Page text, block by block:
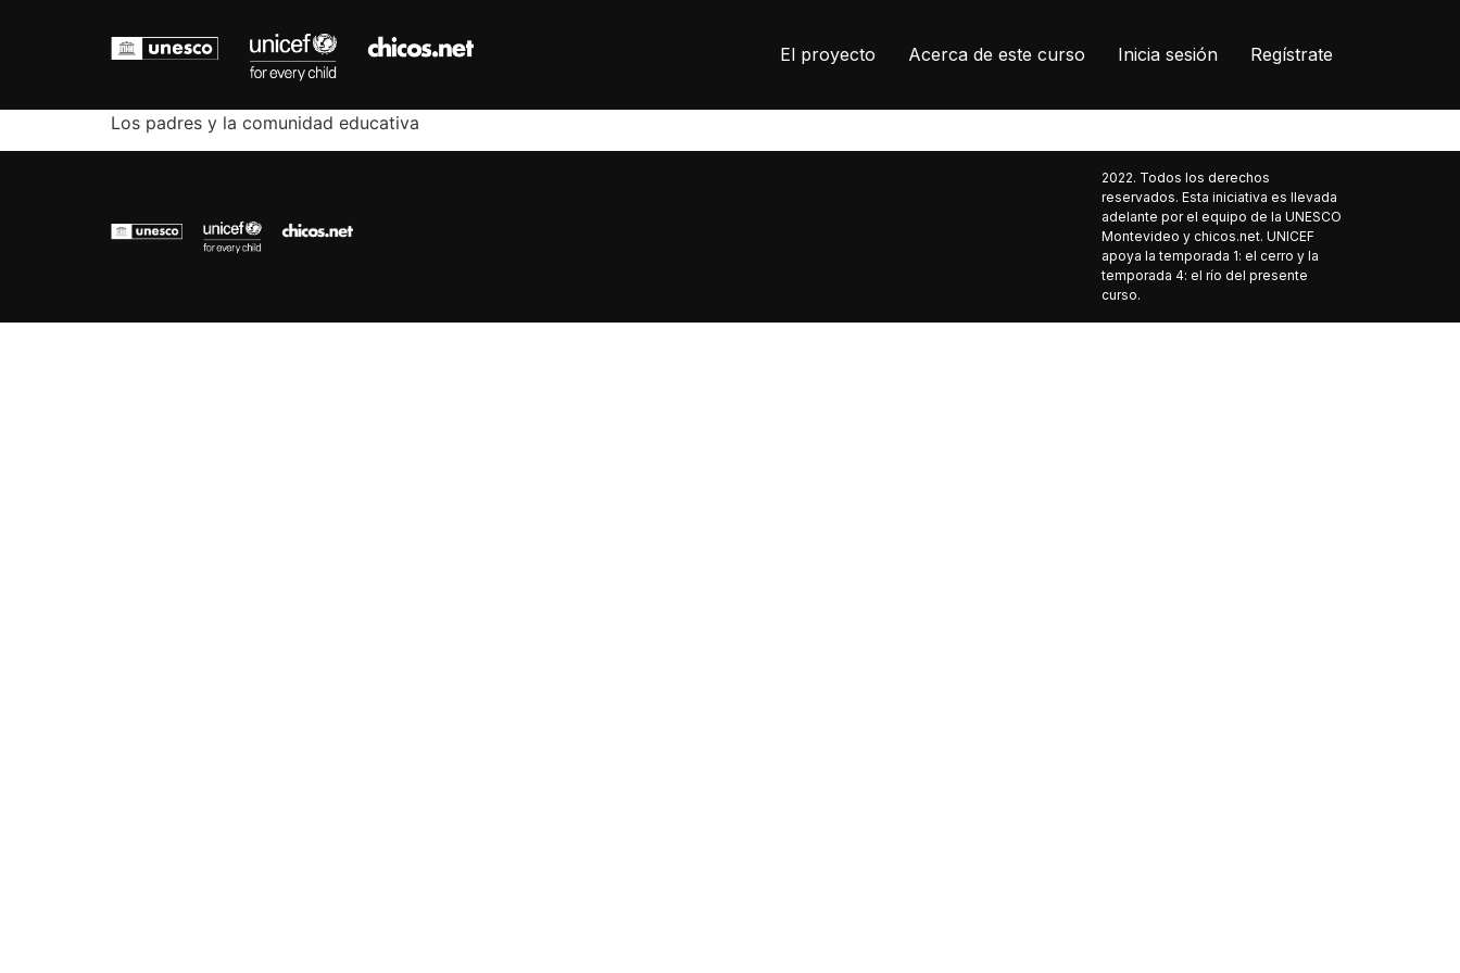
El proyecto Acerca de este curso Inicia sesión Regístrate
Los padres y la comunidad educativa
2022. Todos los derechos
reservados. Esta iniciativa es llevada
adelante por el equipo de la UNESCO
Montevideo y chicos.net. UNICEF
apoya la temporada 1: el cerro y la
temporada 4: el río del presente
curso.